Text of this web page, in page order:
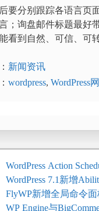
后要分别跟踪各语言页
；询盘邮件标题最好
看到自然、可信、可
新闻资讯
wordpress, WordPress
WordPress Action
压和订单延迟
WordPress 7.1新增
持REST API、MCP与
FlyWP新增全局命令
方便
WP Engine与